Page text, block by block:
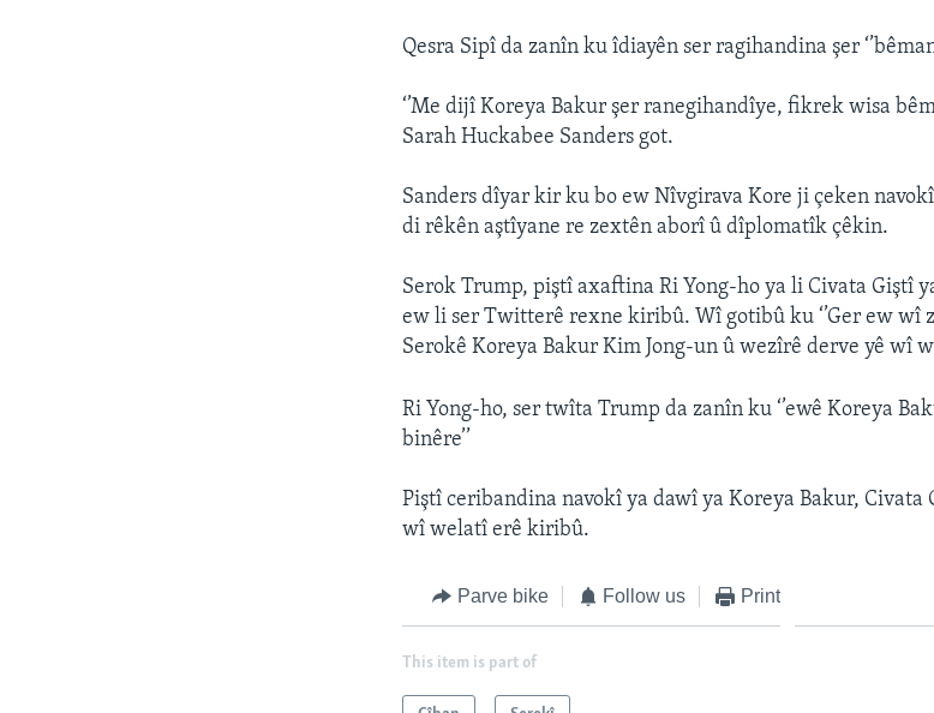
Qesra Sipî da zanîn ku îdiayên ser ragihandina şer
‘’Me dijî Koreya Bakur şer ranegihandîye, fikrek wisa
Sarah Huckabee Sanders got.
Sanders dîyar kir ku bo ew Nîvgirava Kore ji çeken
di rêkên aştîyane re zextên aborî û dîplomatîk çêkin.
Serok Trump, piştî axaftina Ri Yong-ho ya li Civata Giştî
ew li ser Twitterê rexne kiribû. Wî gotibû ku ‘’Ger ew wî
Serokê Koreya Bakur Kim Jong-un û wezîrê derve yê wî
Ri Yong-ho, ser twîta Trump da zanîn ku ‘’ewê Koreya
binêre’’
Piştî ceribandina navokî ya dawî ya Koreya Bakur,
wî welatî erê kiribû.
Parve bike Follow us Print
This item is part of